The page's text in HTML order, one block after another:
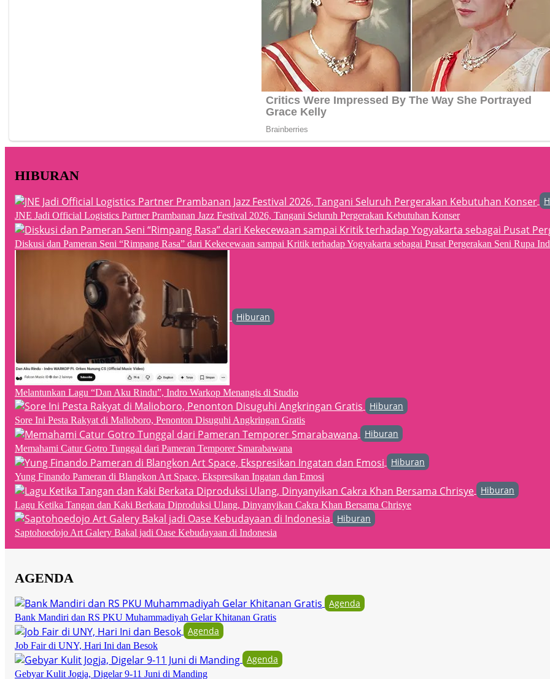
HIBURAN
JNE Jadi Official Logistics Partner Prambanan Jazz Festival 2026, Tangani Seluruh Pergerakan Kebutuhan Konser
Diskusi dan Pameran Seni “Rimpang Rasa” dari Kekecewaan sampai Kritik terhadap Yogyakarta sebagai Pusat Pergerakan Seni Rupa
Hiburan
Melantunkan Lagu “Dan Aku Rindu”, Indro Warkop Menangis di Studio
Hiburan
Sore Ini Pesta Rakyat di Malioboro, Penonton Disuguhi Angkringan Gratis
Hiburan
Memahami Catur Gotro Tunggal dari Pameran Temporer Smarabawana
Hiburan
Yung Finando Pameran di Blangkon Art Space, Ekspresikan Ingatan dan Emosi
Hiburan
Lagu Ketika Tangan dan Kaki Berkata Diproduksi Ulang, Dinyanyikan Cakra Khan Bersama Chrisye
Hiburan
Saptohoedojo Art Galery Bakal jadi Oase Kebudayaan di Indonesia
AGENDA
Agenda
Bank Mandiri dan RS PKU Muhammadiyah Gelar Khitanan Gratis
Agenda
Job Fair di UNY, Hari Ini dan Besok
Agenda
Gebyar Kulit Jogja, Digelar 9-11 Juni di Manding